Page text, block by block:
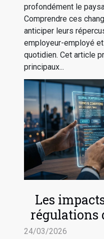
profondément le
Comprendre ces
anticiper leurs
employeur-employé
quotidien. Cet article
principaux...
Les
régulations
24/03/2026